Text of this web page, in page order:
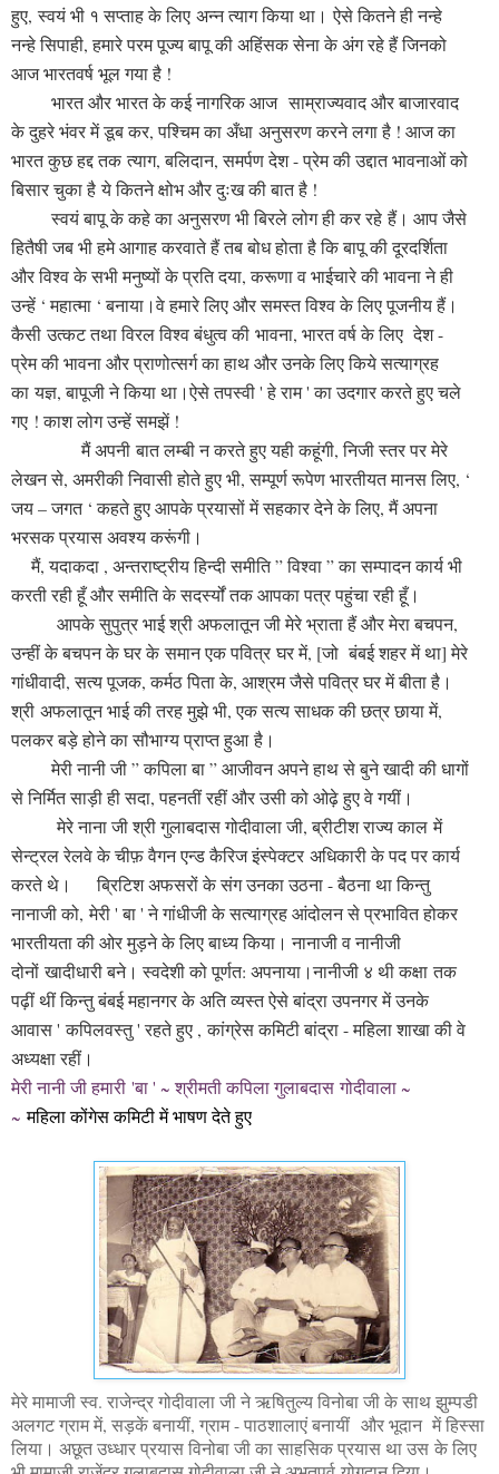
हुए, स्वयं भी १ सप्ताह के लिए अन्न त्याग किया था।ऐसे कितने ही नन्हे
नन्हे सिपाही, हमारे परम पूज्य बापू की अहिंसक सेना के अंग रहे हैं जिनको
आज भारतवर्ष भूल गया है !
भारत और भारत के कई नागरिक आज साम्राज्यवाद और बाजारवाद
के दुहरे भंवर में डूब कर, पश्चिम का अँधा अनुसरण करने लगा है ! आज का
भारत कुछ हद्द तक त्याग, बलिदान, समर्पण देश - प्रेम की उद्दात भावनाओं को
बिसार चुका है ये कितने क्षोभ और दुःख की बात है !
स्वयं बापू के कहे का अनुसरण भी बिरले लोग ही कर रहे हैं। आप जैसे
हितैषी जब भी हमे आगाह करवाते हैं तब बोध होता है कि बापू की दूरदर्शिता
और विश्व के सभी मनुष्यों के प्रति दया, करूणा व भाईचारे की भावना ने ही
उन्हें ‘ महात्मा ‘ बनाया।वे हमारे लिए और समस्त विश्व के लिए पूजनीय हैं।
कैसी उत्कट तथा विरल विश्व बंधुत्व की भावना, भारत वर्ष के लिए देश -
प्रेम की भावना और प्राणोत्सर्ग का हाथ और उनके लिए किये सत्याग्रह
का यज्ञ, बापूजी ने किया था।ऐसे तपस्वी ' हे राम ' का उदगार करते हुए चले
गए ! काश लोग उन्हें समझें !
मैं अपनी बात लम्बी न करते हुए यही कहूंगी, निजी स्तर पर मेरे
लेखन से, अमरीकी निवासी होते हुए भी, सम्पूर्ण रूपेण भारतीयत मानस लिए, ‘
जय – जगत ‘ कहते हुए आपके प्रयासों में सहकार देने के लिए, मैं अपना
भरसक प्रयास अवश्य करूंगी।
मैं, यदाकदा , अन्तराष्ट्रीय हिन्दी समीति ” विश्वा ” का सम्पादन कार्य भी
करती रही हूँ और समीति के सदर्स्यों तक आपका पत्र पहुंचा रही हूँ।
आपके सुपुत्र भाई श्री अफलातून जी मेरे भ्राता हैं और मेरा बचपन,
उन्हीं के बचपन के घर के समान एक पवित्र घर में, [जो बंबई शहर में था] मेरे
गांधीवादी, सत्य पूजक, कर्मठ पिता के, आश्रम जैसे पवित्र घर में बीता है।
श्री अफलातून भाई की तरह मुझे भी, एक सत्य साधक की छत्र छाया में,
पलकर बड़े होने का सौभाग्य प्राप्त हुआ है।
मेरी नानी जी ” कपिला बा ” आजीवन अपने हाथ से बुने खादी की धागों
से निर्मित साड़ी ही सदा, पहनतीं रहीं और उसी को ओढ़े हुए वे गयीं।
मेरे नाना जी श्री गुलाबदास गोदीवाला जी, ब्रीटीश राज्य काल में
सेन्ट्रल रेलवे के चीफ़ वैगन एन्ड कैरिज इंस्पेक्टर अधिकारी के पद पर कार्य
करते थे।ब्रिटिश अफसरों के संग उनका उठना - बैठना था किन्तु
नानाजी को, मेरी ' बा ' ने गांधीजी के सत्याग्रह आंदोलन से प्रभावित होकर
भारतीयता की ओर मुड़ने के लिए बाध्य किया। नानाजी व नानीजी
दोनों खादीधारी बने। स्वदेशी को पूर्णत: अपनाया।नानीजी ४ थी कक्षा तक
पढ़ीं थीं किन्तु बंबई महानगर के अति व्यस्त ऐसे बांद्रा उपनगर में उनके
आवास ' कपिलवस्तु ' रहते हुए , कांग्रेस कमिटी बांद्रा - महिला शाखा की वे
अध्यक्षा रहीं।
मेरी नानी जी हमारी 'बा ' ~ श्रीमती कपिला गुलाबदास गोदीवाला ~
~ महिला कोंगेस कमिटी में भाषण देते हुए
मेरे मामाजी स्व. राजेन्द्र गोदीवाला जी ने ऋषितुल्य विनोबा जी के साथ झुम्पडी
अलगट ग्राम में, सड़कें बनायीं, ग्राम - पाठशालाएं बनायीं और भूदान में हिस्सा
लिया। अछूत उध्धार प्रयास विनोबा जी का साहसिक प्रयास था उस के लिए